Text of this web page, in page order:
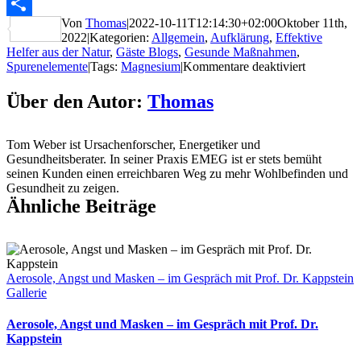
WhatsApp
Teilen
Von Thomas|2022-10-11T12:14:30+02:00Oktober 11th,
2022|Kategorien: Allgemein, Aufklärung, Effektive
Helfer aus der Natur, Gäste Blogs, Gesunde Maßnahmen,
Spurenelemente|Tags: Magnesium|Kommentare deaktiviertfür
Leiden
und
Über den Autor: Thomas
Tom Weber ist Ursachenforscher, Energetiker und
Gesundheitsberater. In seiner Praxis EMEG ist er stets bemüht
seinen Kunden einen erreichbaren Weg zu mehr Wohlbefinden und
Gesundheit zu zeigen.
Ähnliche Beiträge
Aerosole, Angst und Masken – im Gespräch mit Prof. Dr. Kappstein
Gallerie
Aerosole, Angst und Masken – im Gespräch mit Prof. Dr.
Kappstein